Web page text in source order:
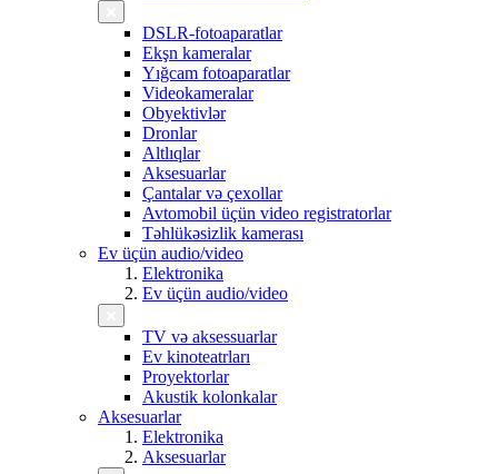
DSLR-fotoaparatlar
Ekşn kameralar
Yığcam fotoaparatlar
Videokameralar
Obyektivlər
Dronlar
Altlıqlar
Aksesuarlar
Çantalar və çexollar
Avtomobil üçün video registratorlar
Təhlükəsizlik kamerası
Ev üçün audio/video
Elektronika
Ev üçün audio/video
TV və aksessuarlar
Ev kinoteatrları
Proyektorlar
Akustik kolonkalar
Aksesuarlar
Elektronika
Aksesuarlar